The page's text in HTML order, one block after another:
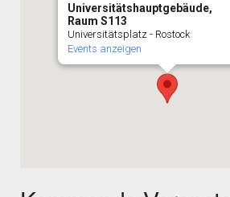
Universitätshauptgebäude,
Raum S113
Universitätsplatz - Rostock
Events anzeigen